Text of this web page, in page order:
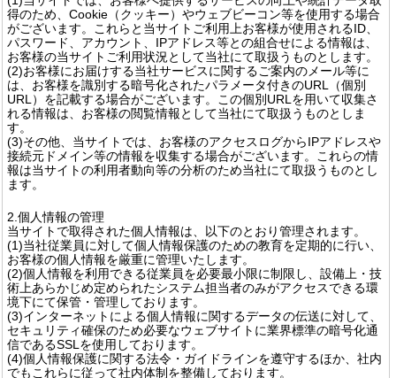
得のため、Cookie（クッキー）やウェブビーコン等を使用する場合
がございます。これらと当サイトご利用上お客様が使用されるID、
パスワード、アカウント、IPアドレス等との組合せによる情報は、
お客様の当サイトご利用状況として当社にて取扱うものとします。
(2)お客様にお届けする当社サービスに関するご案内のメール等に
は、お客様を識別する暗号化されたパラメータ付きのURL（個別
URL）を記載する場合がございます。この個別URLを用いて収集さ
れる情報は、お客様の閲覧情報として当社にて取扱うものとしま
す。
(3)その他、当サイトでは、お客様のアクセスログからIPアドレスや
接続元ドメイン等の情報を収集する場合がございます。これらの情
報は当サイトの利用者動向等の分析のため当社にて取扱うものとし
ます。
2.個人情報の管理
当サイトで取得された個人情報は、以下のとおり管理されます。
(1)当社従業員に対して個人情報保護のための教育を定期的に行い、
お客様の個人情報を厳重に管理いたします。
(2)個人情報を利用できる従業員を必要最小限に制限し、設備上・技
術上あらかじめ定められたシステム担当者のみがアクセスできる環
境下にて保管・管理しております。
(3)インターネットによる個人情報に関するデータの伝送に対して、
セキュリティ確保のため必要なウェブサイトに業界標準の暗号化通
信であるSSLを使用しております。
(4)個人情報保護に関する法令・ガイドラインを遵守するほか、社内
でもこれらに従って社内体制を整備しております。